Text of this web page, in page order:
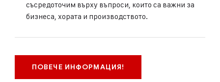
съсредоточим върху въпроси, които са важни за
бизнеса, хората и производството.
ПОВЕЧЕ ИНФОРМАЦИЯ!